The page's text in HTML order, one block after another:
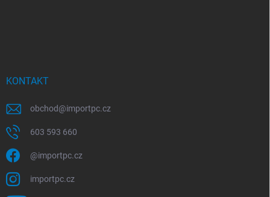
KONTAKT
obchod@importpc.cz
603 593 660
@importpc.cz
importpc.cz